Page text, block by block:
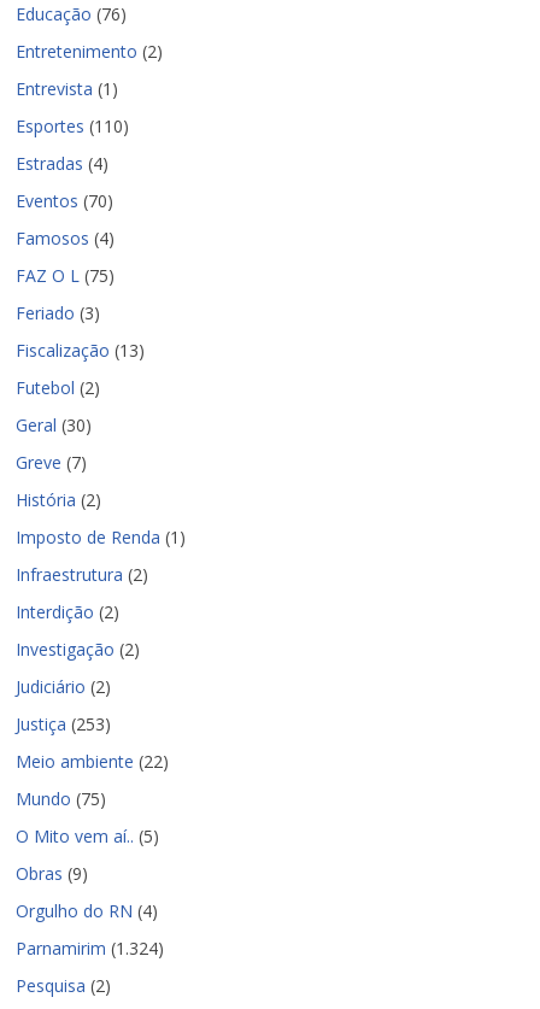
Educação (76)
Entretenimento (2)
Entrevista (1)
Esportes (110)
Estradas (4)
Eventos (70)
Famosos (4)
FAZ O L (75)
Feriado (3)
Fiscalização (13)
Futebol (2)
Geral (30)
Greve (7)
História (2)
Imposto de Renda (1)
Infraestrutura (2)
Interdição (2)
Investigação (2)
Judiciário (2)
Justiça (253)
Meio ambiente (22)
Mundo (75)
O Mito vem aí.. (5)
Obras (9)
Orgulho do RN (4)
Parnamirim (1.324)
Pesquisa (2)